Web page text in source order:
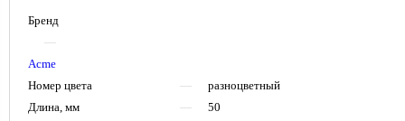
Бренд
—
Acme
Номер цвета
—
разноцветный
Длина, мм
—
50